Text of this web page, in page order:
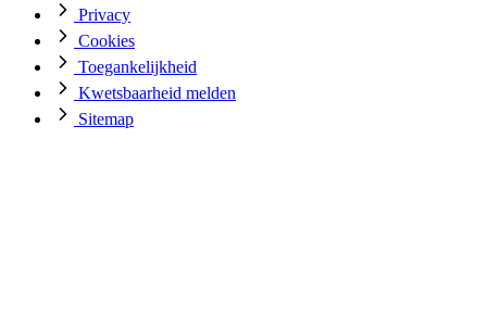
Privacy
Cookies
Toegankelijkheid
Kwetsbaarheid melden
Sitemap